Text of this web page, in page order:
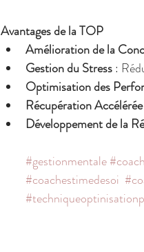
Avantages de la TOP
Amélioration de la
Gestion du Stress :
Optimisation des
Récupération Accélérée
Développement de la
#gestionmentale
#coachestimedesoi